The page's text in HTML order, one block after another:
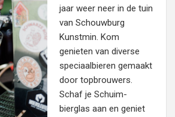
jaar weer neer in de tuin
van Schouwburg
Kunstmin. Kom
genieten van diverse
speciaalbieren gemaakt
door topbrouwers.
Schaf je Schuim-
bierglas aan en geniet